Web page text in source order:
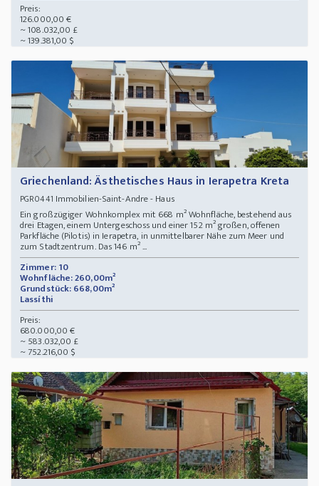
Preis:
126.000,00 €
~ 108.032,00 £
~ 139.381,00 $
Griechenland: Ästhetisches Haus in Ierapetra Kreta
PGR0441 Immobilien-Saint-Andre - Haus
Ein großzügiger Wohnkomplex mit 668 m² Wohnfläche, bestehend aus
drei Etagen, einem Untergeschoss und einer 152 m² großen, offenen
Parkfläche (Pilotis) in Ierapetra, in unmittelbarer Nähe zum Meer und
zum Stadtzentrum. Das 146 m² ...
Zimmer: 10
Wohnfläche: 260,00m²
Grundstück: 668,00m²
Lassíthi
Preis:
680.000,00 €
~ 583.032,00 £
~ 752.216,00 $